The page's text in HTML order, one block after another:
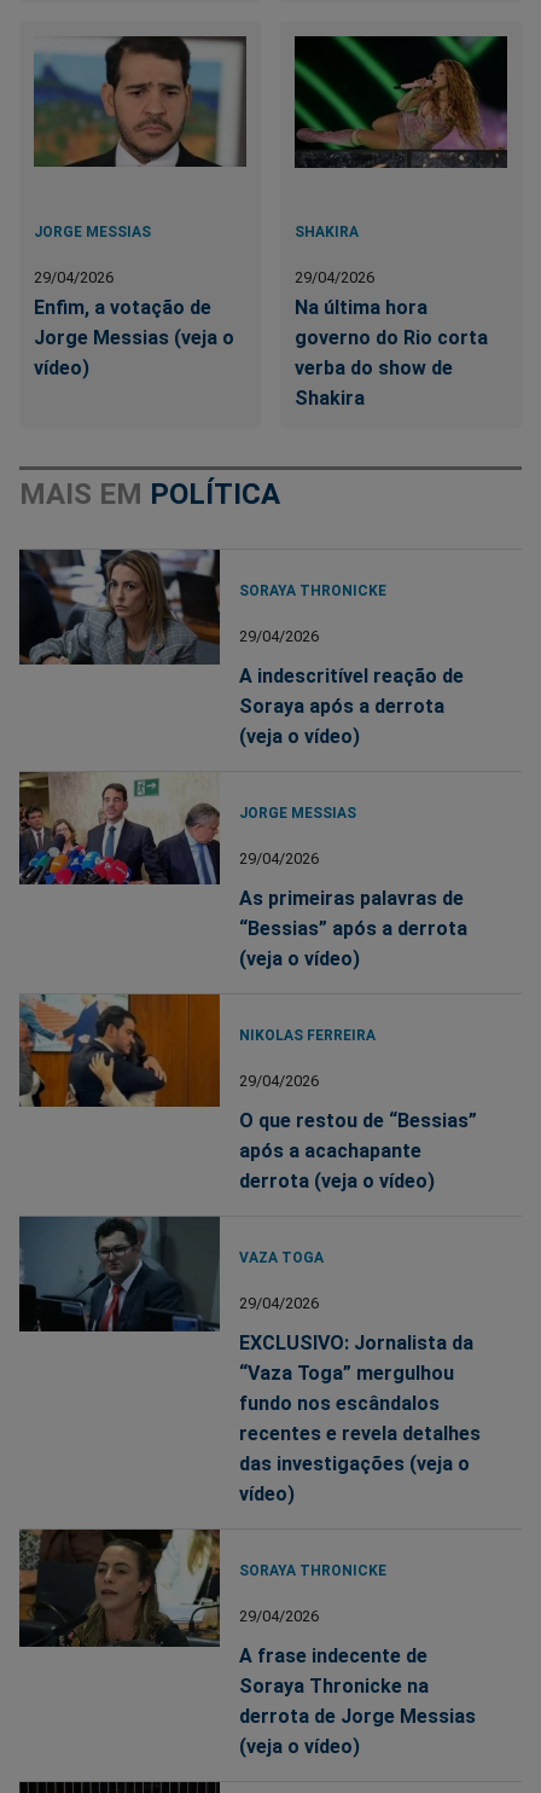
JORGE MESSIAS
29/04/2026
Enfim, a votação de
Jorge Messias (veja o
vídeo)
SHAKIRA
29/04/2026
Na última hora
governo do Rio corta
verba do show de
Shakira
MAIS EM POLÍTICA
SORAYA THRONICKE
29/04/2026
A indescritível reação de
Soraya após a derrota
(veja o vídeo)
JORGE MESSIAS
29/04/2026
As primeiras palavras de
“Bessias” após a derrota
(veja o vídeo)
NIKOLAS FERREIRA
29/04/2026
O que restou de “Bessias”
após a acachapante
derrota (veja o vídeo)
VAZA TOGA
29/04/2026
EXCLUSIVO: Jornalista da
“Vaza Toga” mergulhou
fundo nos escândalos
recentes e revela detalhes
das investigações (veja o
vídeo)
SORAYA THRONICKE
29/04/2026
A frase indecente de
Soraya Thronicke na
derrota de Jorge Messias
(veja o vídeo)